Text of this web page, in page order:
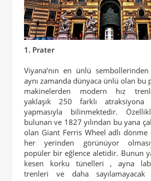
1. Prater
Viyana’nın en ünlü
aynı zamanda dünyaca ünlü olan bu
makinelerden modern hız
yaklaşık 250 farklı
yapmasıyla bilinmektedir.
bulunan ve 1827 yılından bu yana
olan Giant Ferris Wheel adlı
her yerinden görünüyor
popüler bir eğlence aletidir. Bunun
kesen korku tünelleri , ayna
trenleri ve daha